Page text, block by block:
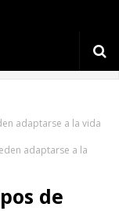
adaptarse a la vida
adaptarse a la
de